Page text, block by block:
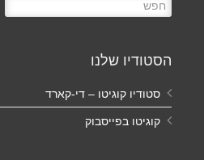
הסטודיו שלנו
סטודיו קוגיטו – די-קארד
קוגיטו בפייסבוק